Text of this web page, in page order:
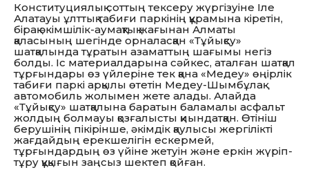
Конституциялық соттың тексеру жүргізуіне Іле
Алатауы ұлттық табиғи паркінің құрамына кіретін,
бірақ әкімшілік-аумақтық жағынан Алматы
қаласының шегінде орналасқан «Тұйықсу»
шатқалында тұратын азаматтың шағымы негіз
болды. Іс материалдарына сәйкес, аталған шатқал
тұрғындары өз үйлеріне тек қана «Медеу» өңірлік
табиғи паркі арқылы өтетін Медеу-Шымбұлақ
автомобиль жолымен жете алады. Алайда
«Тұйықсу» шатқалына баратын баламалы асфальт
жолдың болмауы қозғалысты қиындатқан. Өтініш
берушінің пікірінше, әкімдік қаулысы жергілікті
жағдайдың ерекшелігін ескермей,
тұрғындардың өз үйіне жетуін және еркін жүріп-
тұру құқығын заңсыз шектеп қойған.